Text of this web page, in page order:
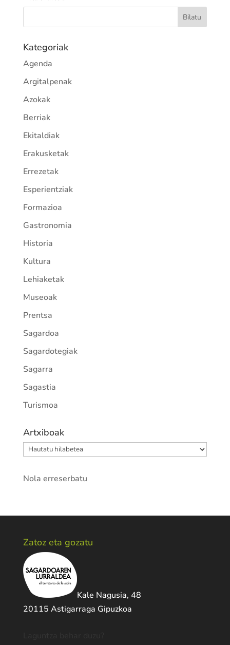
Kategoriak
Agenda
Argitalpenak
Azokak
Berriak
Ekitaldiak
Erakusketak
Errezetak
Esperientziak
Formazioa
Gastronomia
Historia
Kultura
Lehiaketak
Museoak
Prentsa
Sagardoa
Sagardotegiak
Sagarra
Sagastia
Turismoa
Artxiboak
Artxiboak
Nola erreserbatu
Zatoz eta gozatu
Kale Nagusia, 48
20115 Astigarraga Gipuzkoa